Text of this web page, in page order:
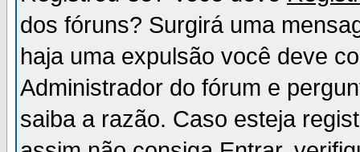
dos fóruns? Surgirá uma
haja uma expulsão você deve
Administrador do fórum e
saiba a razão. Caso esteja